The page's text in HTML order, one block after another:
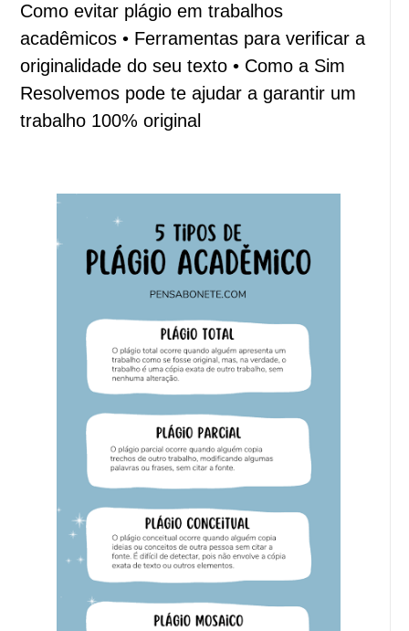
Como evitar plágio em trabalhos
acadêmicos • Ferramentas para verificar a
originalidade do seu texto • Como a Sim
Resolvemos pode te ajudar a garantir um
trabalho 100% original